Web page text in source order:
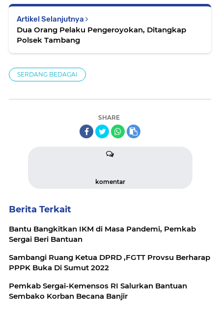
Artikel Selanjutnya
Dua Orang Pelaku Pengeroyokan, Ditangkap
Polsek Tambang
SERDANG BEDAGAI
SHARE
komentar
Berita Terkait
Bantu Bangkitkan IKM di Masa Pandemi, Pemkab
Sergai Beri Bantuan
Sambangi Ruang Ketua DPRD ,FGTT Provsu Berharap
PPPK Buka Di Sumut 2022
Pemkab Sergai-Kemensos RI Salurkan Bantuan
Sembako Korban Becana Banjir